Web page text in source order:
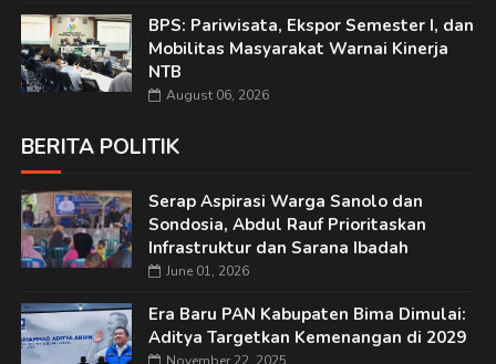
BPS: Pariwisata, Ekspor Semester I, dan
Mobilitas Masyarakat Warnai Kinerja
NTB
August 06, 2026
BERITA POLITIK
Serap Aspirasi Warga Sanolo dan
Sondosia, Abdul Rauf Prioritaskan
Infrastruktur dan Sarana Ibadah
June 01, 2026
Era Baru PAN Kabupaten Bima Dimulai:
Aditya Targetkan Kemenangan di 2029